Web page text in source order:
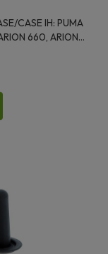
CASE IH: PUMA
660, ARION
VOLVO: FH 540,